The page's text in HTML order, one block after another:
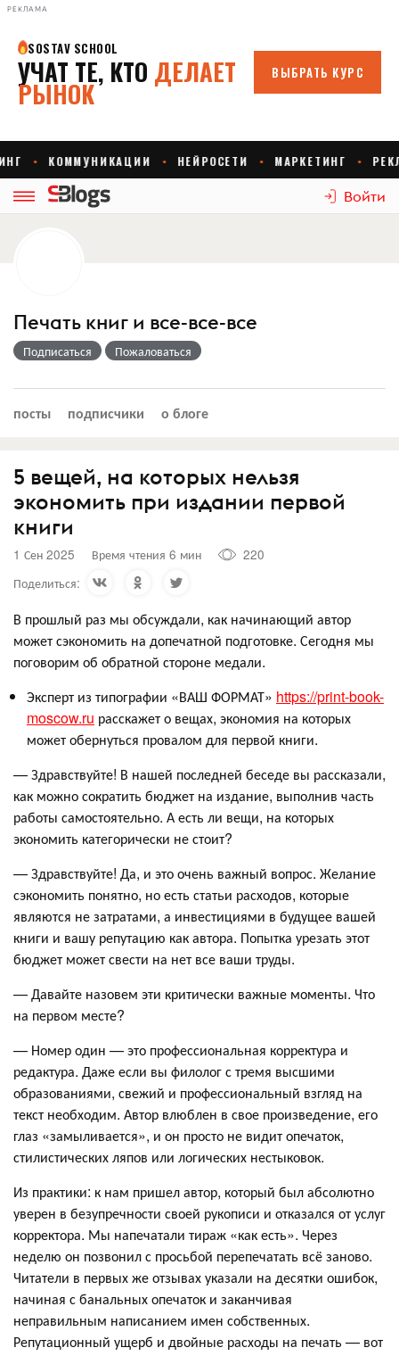
РЕКЛАМА
Войти
Печать книг и все-все-все
Подписаться Пожаловаться
посты подписчики о блоге
5 вещей, на которых нельзя
экономить при издании первой
книги
1 Сен 2025 Время чтения 6 мин
220
Поделиться:
В прошлый раз мы обсуждали, как начинающий автор
может сэкономить на допечатной подготовке. Сегодня мы
поговорим об обратной стороне медали.
Эксперт из типографии «ВАШ ФОРМАТ» https://print-book-
moscow.ru расскажет о вещах, экономия на которых
может обернуться провалом для первой книги.
— Здравствуйте! В нашей последней беседе вы рассказали,
как можно сократить бюджет на издание, выполнив часть
работы самостоятельно. А есть ли вещи, на которых
экономить категорически не стоит?
— Здравствуйте! Да, и это очень важный вопрос. Желание
сэкономить понятно, но есть статьи расходов, которые
являются не затратами, а инвестициями в будущее вашей
книги и вашу репутацию как автора. Попытка урезать этот
бюджет может свести на нет все ваши труды.
— Давайте назовем эти критически важные моменты. Что
на первом месте?
— Номер один — это профессиональная корректура и
редактура. Даже если вы филолог с тремя высшими
образованиями, свежий и профессиональный взгляд на
текст необходим. Автор влюблен в свое произведение, его
глаз «замыливается», и он просто не видит опечаток,
стилистических ляпов или логических нестыковок.
Из практики: к нам пришел автор, который был абсолютно
уверен в безупречности своей рукописи и отказался от услуг
корректора. Мы напечатали тираж «как есть». Через
неделю он позвонил с просьбой перепечатать всё заново.
Читатели в первых же отзывах указали на десятки ошибок,
начиная с банальных опечаток и заканчивая
неправильным написанием имен собственных.
Репутационный ущерб и двойные расходы на печать — вот